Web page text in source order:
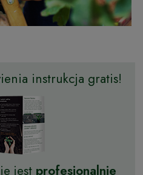
instrukcja gratis!
jest profesjonalnie